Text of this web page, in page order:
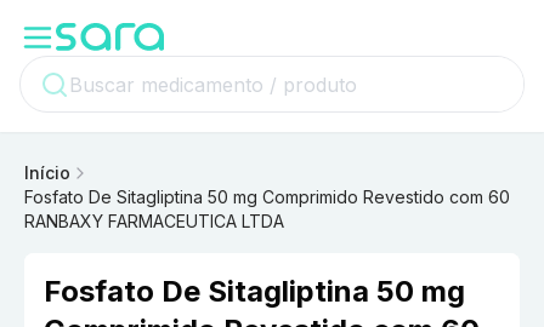
Início
Fosfato De Sitagliptina 50 mg Comprimido Revestido com 60
RANBAXY FARMACEUTICA LTDA
Fosfato De Sitagliptina 50 mg